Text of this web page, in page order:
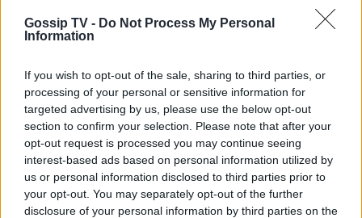
Gossip TV - Do Not Process My Personal
Information
If you wish to opt-out of the sale, sharing to third parties, or
processing of your personal or sensitive information for
targeted advertising by us, please use the below opt-out
section to confirm your selection. Please note that after your
opt-out request is processed you may continue seeing
interest-based ads based on personal information utilized by
us or personal information disclosed to third parties prior to
your opt-out. You may separately opt-out of the further
disclosure of your personal information by third parties on the
Photo 3/6
Θρίλερ με τον θάνατο της κόρης πολιτικού αρχηγού.
Πληροφορίες για… δολοφονία